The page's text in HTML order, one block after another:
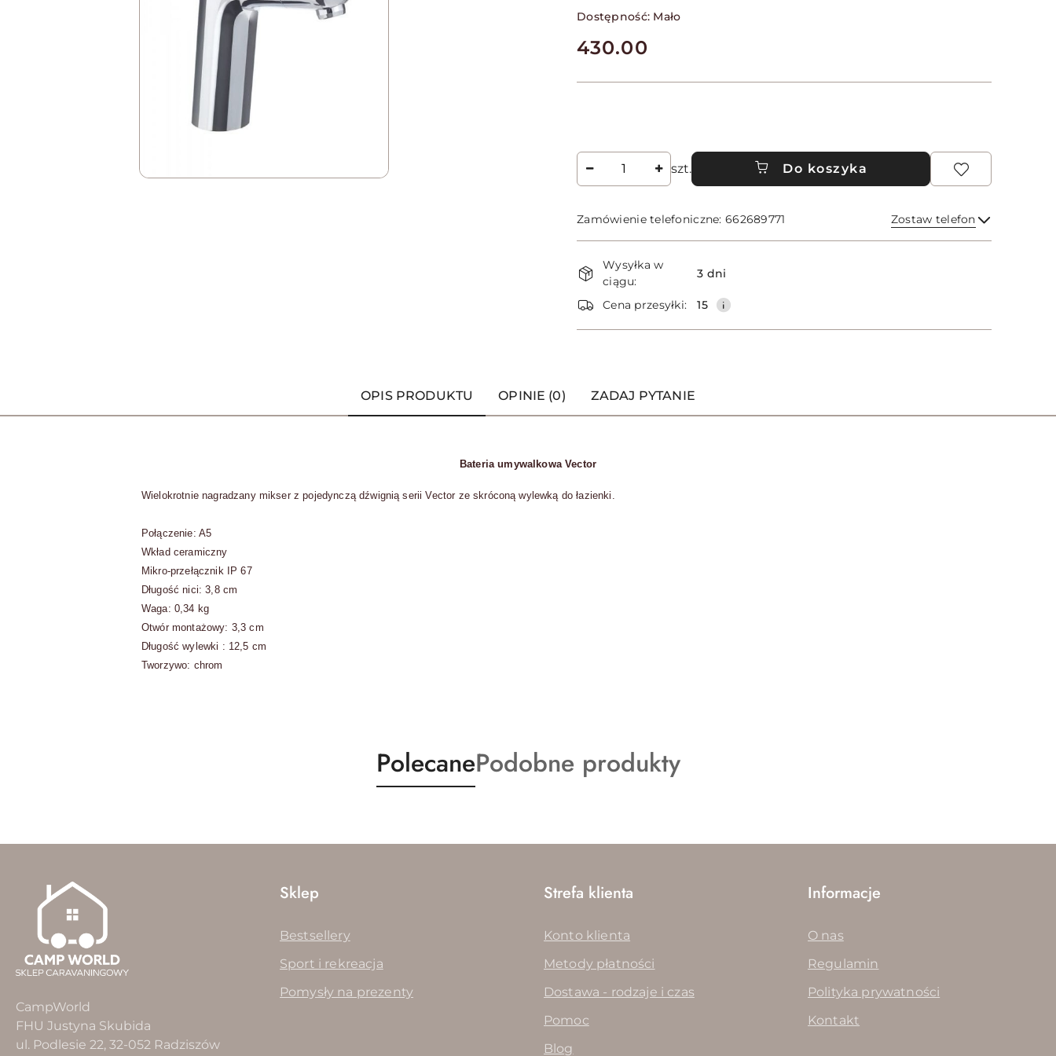
Dostępność: Mało
cena:
430.00
Ilość
szt. Do koszyka
Zamówienie telefoniczne: 662689771 Zostaw telefon
Wyślij
Dostępność
i
dostawa
Wysyłka w
ciągu:
3 dni
Cena przesyłki: 15
OPIS PRODUKTU OPINIE (0) ZADAJ PYTANIE
Bateria umywalkowa Vector
Wielokrotnie nagradzany mikser z pojedynczą dźwignią serii Vector ze skróconą wylewką do łazienki.
Połączenie: A5
Wkład ceramiczny
Mikro-przełącznik IP 67
Długość nici: 3,8 cm
Waga: 0,34 kg
Otwór montażowy: 3,3 cm
Długość wylewki : 12,5 cm
Tworzywo: chrom
Produkty
o
PolecaneProdukty
o
Podobne produkty
CampWorld
FHU Justyna Skubida
ul. Podlesie 22, 32-052 Radziszów
Sklep
Bestsellery
Sport i rekreacja
Pomysły na prezenty
Strefa klienta
Konto klienta
Metody płatności
Dostawa - rodzaje i czas
Pomoc
Blog
Informacje
O nas
Regulamin
Polityka prywatności
Kontakt